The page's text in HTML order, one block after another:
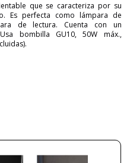
que se caracteriza por su
Es perfecta como lámpara de
de lectura. Cuenta con un
bombilla GU10, 50W máx.,
cm
cm